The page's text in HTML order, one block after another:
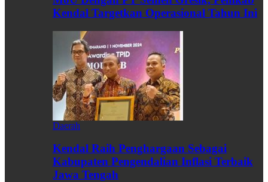
Kendal Targetkan Operasional Tahun Ini
Daerah
Kendal Raih Penghargaan Sebagai
Kabupaten Pengendalian Inflasi Terbaik
Jawa Tengah